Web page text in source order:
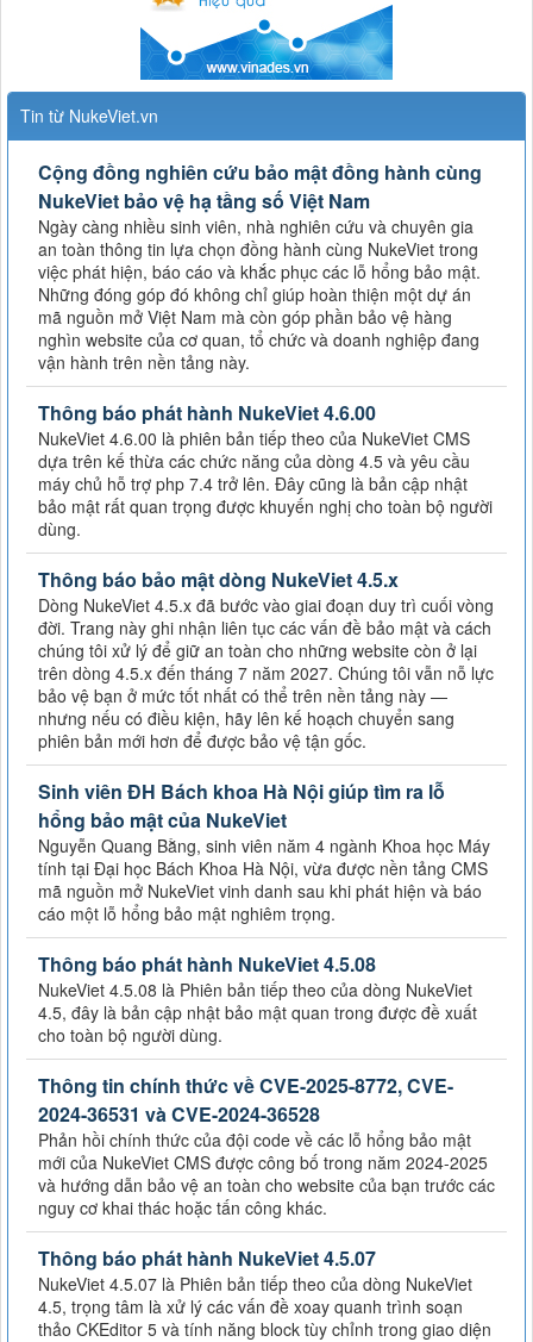
Tin từ NukeViet.vn
Cộng đồng nghiên cứu bảo mật đồng hành cùng
NukeViet bảo vệ hạ tầng số Việt Nam
Ngày càng nhiều sinh viên, nhà nghiên cứu và chuyên gia
an toàn thông tin lựa chọn đồng hành cùng NukeViet trong
việc phát hiện, báo cáo và khắc phục các lỗ hổng bảo mật.
Những đóng góp đó không chỉ giúp hoàn thiện một dự án
mã nguồn mở Việt Nam mà còn góp phần bảo vệ hàng
nghìn website của cơ quan, tổ chức và doanh nghiệp đang
vận hành trên nền tảng này.
Thông báo phát hành NukeViet 4.6.00
NukeViet 4.6.00 là phiên bản tiếp theo của NukeViet CMS
dựa trên kế thừa các chức năng của dòng 4.5 và yêu cầu
máy chủ hỗ trợ php 7.4 trở lên. Đây cũng là bản cập nhật
bảo mật rất quan trọng được khuyến nghị cho toàn bộ người
dùng.
Thông báo bảo mật dòng NukeViet 4.5.x
Dòng NukeViet 4.5.x đã bước vào giai đoạn duy trì cuối vòng
đời. Trang này ghi nhận liên tục các vấn đề bảo mật và cách
chúng tôi xử lý để giữ an toàn cho những website còn ở lại
trên dòng 4.5.x đến tháng 7 năm 2027. Chúng tôi vẫn nỗ lực
bảo vệ bạn ở mức tốt nhất có thể trên nền tảng này —
nhưng nếu có điều kiện, hãy lên kế hoạch chuyển sang
phiên bản mới hơn để được bảo vệ tận gốc.
Sinh viên ĐH Bách khoa Hà Nội giúp tìm ra lỗ
hổng bảo mật của NukeViet
Nguyễn Quang Bằng, sinh viên năm 4 ngành Khoa học Máy
tính tại Đại học Bách Khoa Hà Nội, vừa được nền tảng CMS
mã nguồn mở NukeViet vinh danh sau khi phát hiện và báo
cáo một lỗ hổng bảo mật nghiêm trọng.
Thông báo phát hành NukeViet 4.5.08
NukeViet 4.5.08 là Phiên bản tiếp theo của dòng NukeViet
4.5, đây là bản cập nhật bảo mật quan trong được đề xuất
cho toàn bộ người dùng.
Thông tin chính thức về CVE-2025-8772, CVE-
2024-36531 và CVE-2024-36528
Phản hồi chính thức của đội code về các lỗ hổng bảo mật
mới của NukeViet CMS được công bố trong năm 2024-2025
và hướng dẫn bảo vệ an toàn cho website của bạn trước các
nguy cơ khai thác hoặc tấn công khác.
Thông báo phát hành NukeViet 4.5.07
NukeViet 4.5.07 là Phiên bản tiếp theo của dòng NukeViet
4.5, trọng tâm là xử lý các vấn đề xoay quanh trình soạn
thảo CKEditor 5 và tính năng block tùy chỉnh trong giao diện